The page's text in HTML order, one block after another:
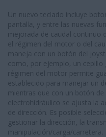
Un nuevo teclado incluye
pantalla, y entre las nuevas
mejorada de caudal continuo
el régimen del motor o del
maneja con un botón del
como, por ejemplo, un
régimen del motor permite
establecido para manejar un
mientras que con un botón
electrohidráulico se ajusta la
de dirección. Es posible
gestionar la dirección, la
manipulación/carga/carretera.